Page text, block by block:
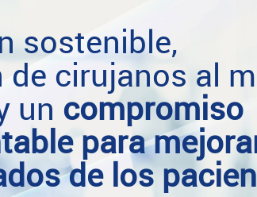
sostenible,
cirujanos al
un compromiso
para
de los